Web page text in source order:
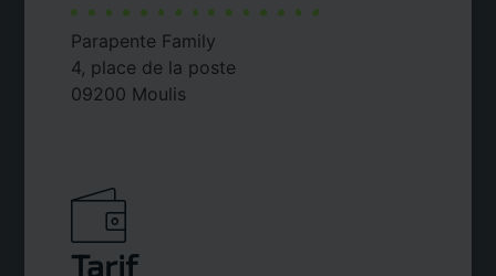
Parapente Family
4, place de la poste
09200 Moulis
Tarif